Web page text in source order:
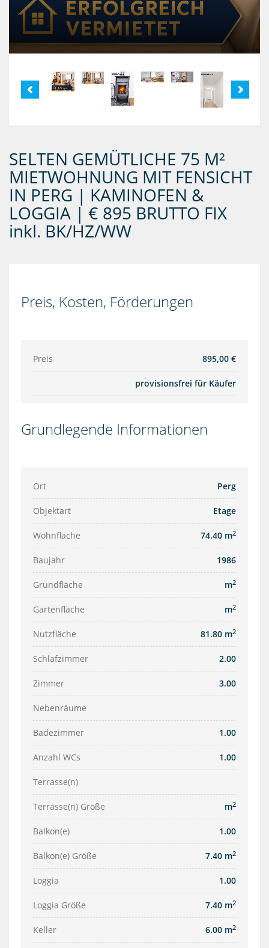
SELTEN GEMÜTLICHE 75 M²
MIETWOHNUNG MIT FENSICHT
IN PERG | KAMINOFEN &
LOGGIA | € 895 BRUTTO FIX
inkl. BK/HZ/WW
Preis, Kosten, Förderungen
Preis 895,00 €
provisionsfrei für Käufer
Grundlegende Informationen
Ort Perg
Objektart Etage
Wohnfläche 74.40 m2
Baujahr 1986
Grundfläche m2
Gartenfläche m2
Nutzfläche 81.80 m2
Schlafzimmer 2.00
Zimmer 3.00
Nebenräume
Badezimmer 1.00
Anzahl WCs 1.00
Terrasse(n)
Terrasse(n) Größe m2
Balkon(e) 1.00
Balkon(e) Größe 7.40 m2
Loggia 1.00
Loggia Größe 7.40 m2
Keller 6.00 m2